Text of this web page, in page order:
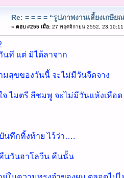
Re: = = = = “รูปภาพงานเลี้ยงเกษี
« ตอบ #255 เมื่อ:27 พฤศจิกายน 2552, 23:10:11
นที แต่ มิได้ลาจาก
มสุขของวันนี้ จะไม่มีวันจืดจาง
จ ไมตรี สีชมพู จะไม่มีวันแห้งเหือด
นทึกทิ้งท้าย ไว้ว่า….
นวันฮาโลวีน คืนนั้น